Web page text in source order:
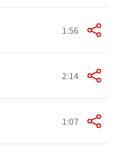
1:56
2:14
1:07